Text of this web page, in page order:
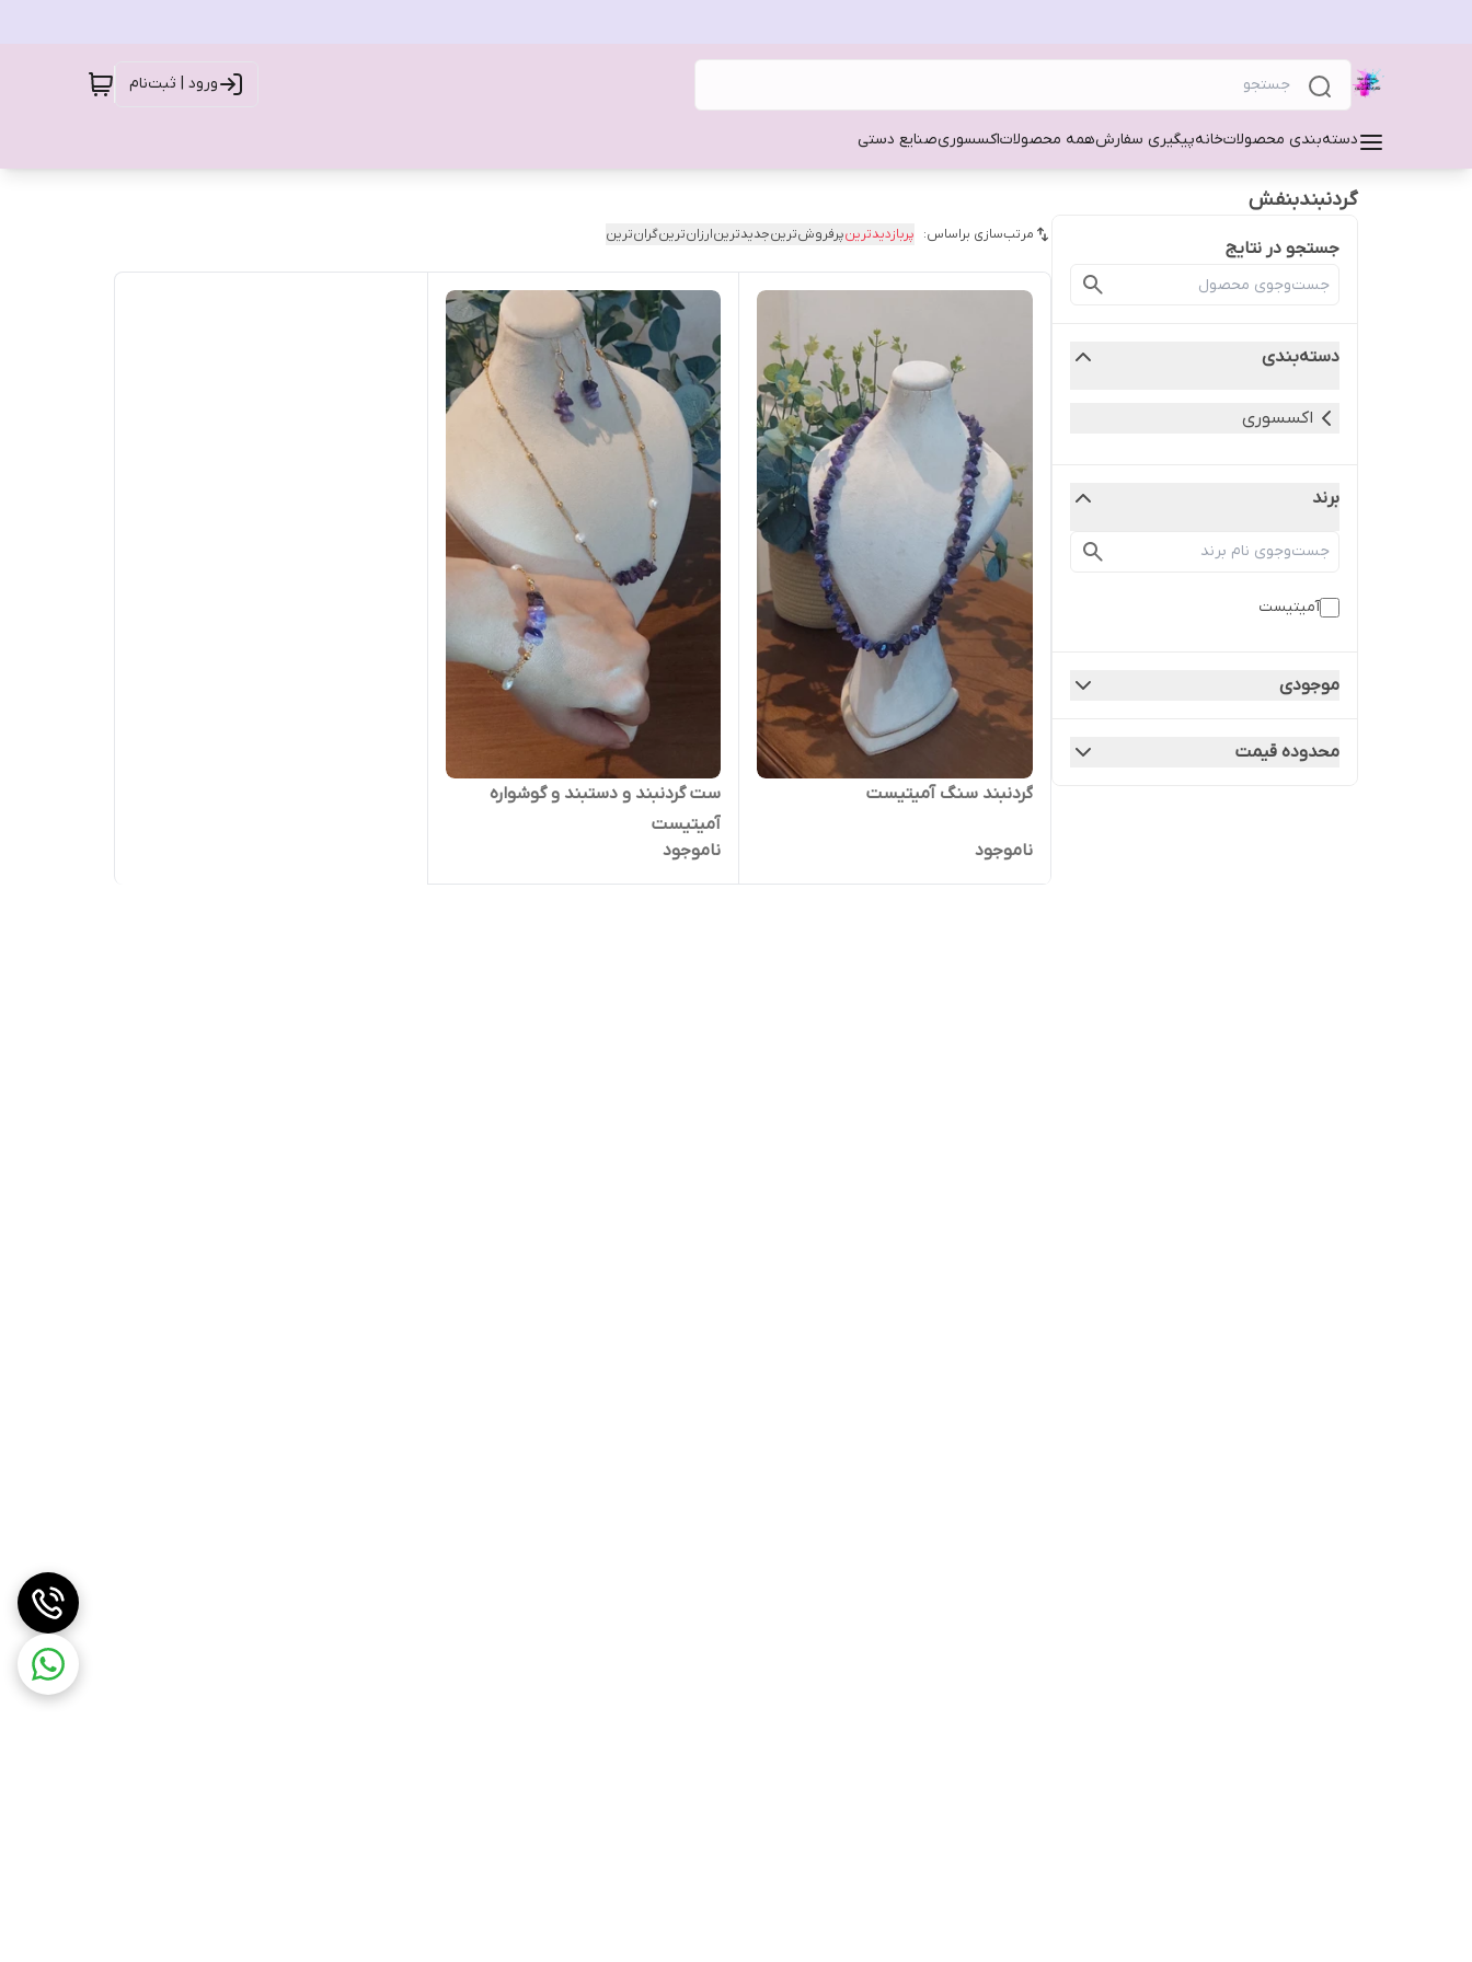
ورود | ثبت‌نام
دسته‌بندی محصولاتخانهپیگیری سفارشهمه محصولاتاکسسوریصنایع دستی
گردنبندبنفش
جستجو در نتایج
دسته‌بندی
اکسسوری
برند
آمیتیست
موجودی
محدوده قیمت
مرتب‌سازی براساس: پربازدیدترینپرفروش‌ترینجدیدترینارزان‌ترینگران‌ترین
گردنبند سنگ آمیتیست
ناموجود
ست گردنبند و دستبند و گوشواره
آمیتیست
ناموجود